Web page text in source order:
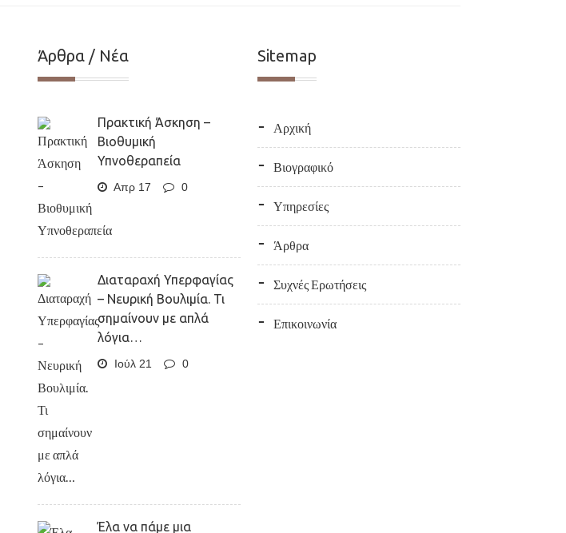
Άρθρα / Νέα
Πρακτική Άσκηση –
Βιοθυμική
Υπνοθεραπεία
Απρ 17 0
Διαταραχή Υπερφαγίας
– Νευρική Βουλιμία. Τι
σημαίνουν με απλά
λόγια…
Ιούλ 21 0
Έλα να πάμε μια
Sitemap
Αρχική
Βιογραφικό
Υπηρεσίες
Άρθρα
Συχνές Ερωτήσεις
Επικοινωνία